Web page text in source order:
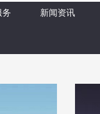
务 新闻资讯